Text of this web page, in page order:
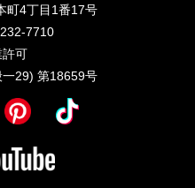
町4丁目1番17号
7710
許可
29) 第18659号